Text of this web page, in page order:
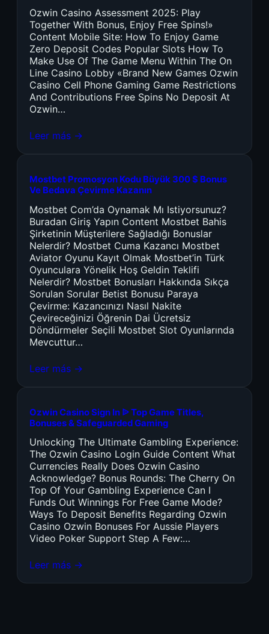
Ozwin Casino Assessment 2025: Play
Together With Bonus, Enjoy Free Spins!»
Content Mobile Site: How To Enjoy Game
Zero Deposit Codes Popular Slots How To
Make Use Of The Game Menu Within The On
Line Casino Lobby «Brand New Games Ozwin
Casino Cell Phone Gaming Game Restrictions
And Contributions Free Spins No Deposit At
Ozwin…
Leer más →
Mostbet Promosyon Kodu Büyük 300 $ Bonus
Ve Bedava Çevirme Kazanın
Mostbet Com’da Oynamak Mı Istiyorsunuz?
Buradan Giriş Yapın Content Mostbet Bahis
Şirketinin Müşterilere Sağladığı Bonuslar
Nelerdir? Mostbet Cuma Kazancı Mostbet
Aviator Oyunu Kayıt Olmak Mostbet’in Türk
Oyunculara Yönelik Hoş Geldin Teklifi
Nelerdir? Mostbet Bonusları Hakkında Sıkça
Sorulan Sorular Betist Bonusu Paraya
Çevirme: Kazancınızı Nasıl Nakite
Çevireceğinizi Öğrenin Dai Ücretsiz
Döndürmeler Seçili Mostbet Slot Oyunlarında
Mevcuttur…
Leer más →
Ozwin Casino Sign In ᐉ Top Game Titles,
Bonuses & Safeguarded Gaming
Unlocking The Ultimate Gambling Experience:
The Ozwin Casino Login Guide Content What
Currencies Really Does Ozwin Casino
Acknowledge? Bonus Rounds: The Cherry On
Top Of Your Gambling Experience Can I
Funds Out Winnings For Free Game Mode?
Ways To Deposit Benefits Regarding Ozwin
Casino Ozwin Bonuses For Aussie Players
Video Poker Support Step A Few:…
Leer más →